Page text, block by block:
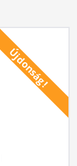
Újdonság!